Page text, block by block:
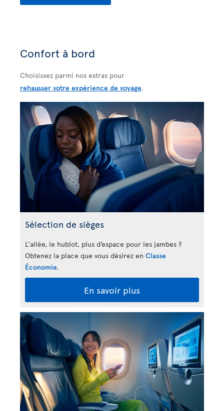
Confort à bord
Choisissez parmi nos extras pour
rehausser votre expérience de voyage.
Sélection de sièges
L’allée, le hublot, plus d’espace pour les jambes ?
Obtenez la place que vous désirez en Classe
Économie.
En savoir plus